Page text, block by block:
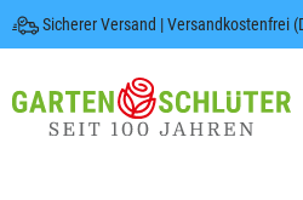
Zur Hauptnavigation
Sicherer Versand | Versandkostenfrei